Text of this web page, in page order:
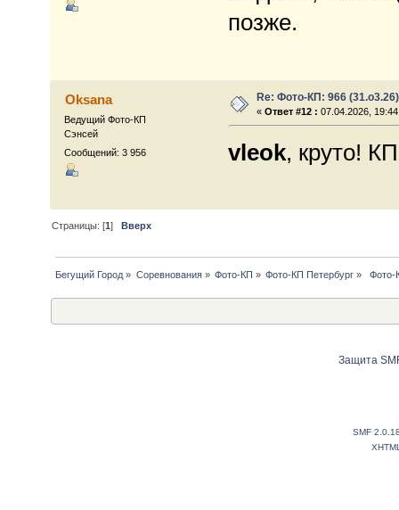
позже.
Oksana
Ведущий Фото-КП
Сэнсей
Сообщений: 3 956
Re: Фото-КП: 966
«Ответ #12 : 07.04.2026,
vleok, круто!
Страницы: [1]Вверх
Бегущий Город » Соревнования» Фото-КП » Фото-КП Петербург » Фото-
Защита
SMF